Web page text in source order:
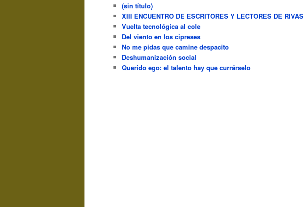
(sin título)
XIII ENCUENTRO DE ESCRITORES Y LECTORES DE RIVAS
Vuelta tecnológica al cole
Del viento en los cipreses
No me pidas que camine despacito
Deshumanización social
Querido ego: el talento hay que currárselo